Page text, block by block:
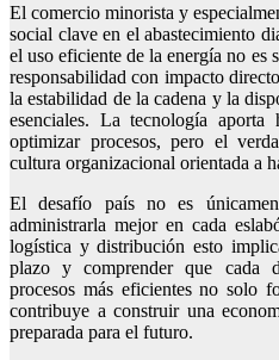
El comercio minorista y
social clave en el abastecimiento
el uso eficiente de la energía no es
responsabilidad con impacto
la estabilidad de la cadena y la
esenciales. La tecnología aporta
optimizar procesos, pero el
cultura organizacional orientada a
El desafío país no es
administrarla mejor en cada
logística y distribución esto
plazo y comprender que cada
procesos más eficientes no solo
contribuye a construir una
preparada para el futuro.